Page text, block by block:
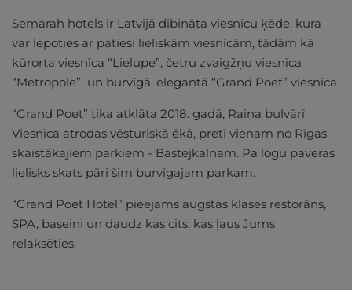
Semarah hotels ir Latvijā dibināta viesnīcu ķēde, kura
var lepoties ar patiesi lieliskām viesnīcām, tādām kā
kūrorta viesnīca “Lielupe”, četru zvaigžņu viesnīca
“Metropole” un burvīgā, elegantā “Grand Poet” viesnīca.
“Grand Poet” tika atklāta 2018. gadā, Raiņa bulvārī.
Viesnīca atrodas vēsturiskā ēkā, pretī vienam no Rīgas
skaistākajiem parkiem - Bastejkalnam. Pa logu paveras
lielisks skats pāri šim burvīgajam parkam.
“Grand Poet Hotel” pieejams augstas klases restorāns,
SPA, baseini un daudz kas cits, kas ļaus Jums
relaksēties.